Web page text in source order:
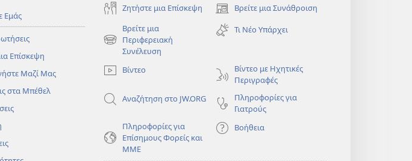
Εμάς
Επίσκεψη
Μαζί Μας
στα Μπέθελ
Ζητήστε μια Επίσκεψη Βρείτε μια Συνάθροιση
(ανοίγει
νέο
παράθυρο)
Βρείτε μια
Περιφερειακή
Συνέλευση
(ανοίγει
παράθυρο)
Τι Νέο Υπάρχει
Βίντεο
Βίντεο με Ηχητικές
Περιγραφές
Αναζήτηση στο JW.ORG
Πληροφορίες για
Γιατρούς
Πληροφορίες για
Επίσημους Φορείς και
ΜΜΕ
Βοήθεια